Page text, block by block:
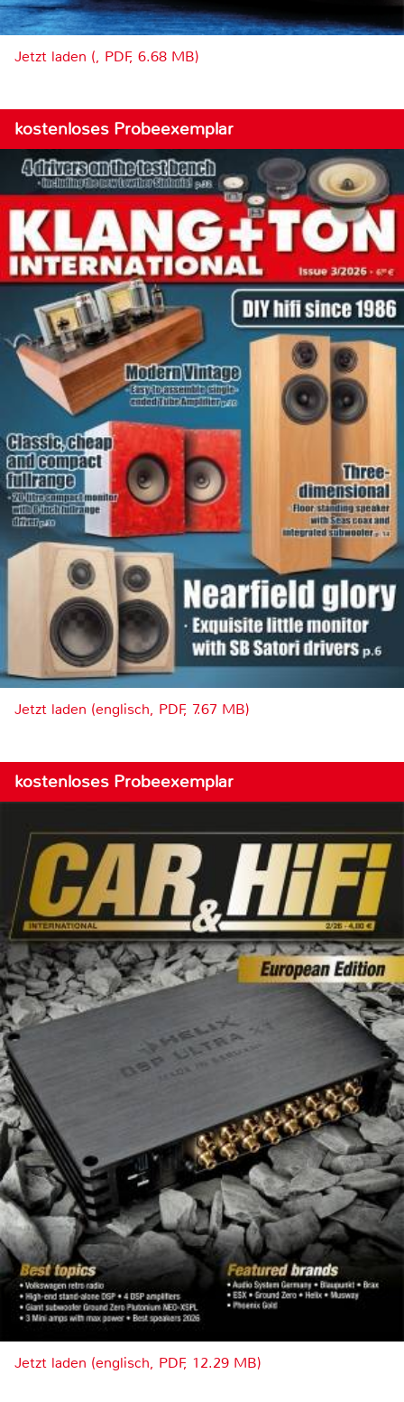
Jetzt laden (, PDF, 6.68 MB)
kostenloses Probeexemplar
Jetzt laden (englisch, PDF, 7.67 MB)
kostenloses Probeexemplar
Jetzt laden (englisch, PDF, 12.29 MB)